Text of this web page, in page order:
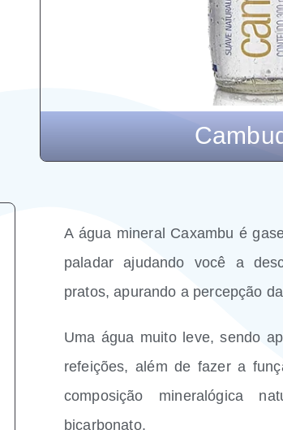
A água mineral Caxambu é
paladar ajudando você a
pratos, apurando a percepção
Uma água muito leve, sendo
refeições, além de fazer a
composição mineralógica
bicarbonato.